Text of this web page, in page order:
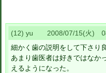
(12) yu 2008/07/15(火)
細かく歯の説明をして下さり
あまり歯医者は好きではなか
えるようになった。